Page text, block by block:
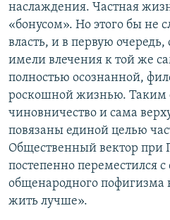
наслаждения. Частная
«бонусом». Но этого бы не
власть, и в первую
имели влечения к той же
полностью осознанной,
роскошной жизнью. Таким
чиновничество и сама
повязаны единой целью
Общественный вектор при
постепенно переместился
общенародного пофигизма
жить лучше».